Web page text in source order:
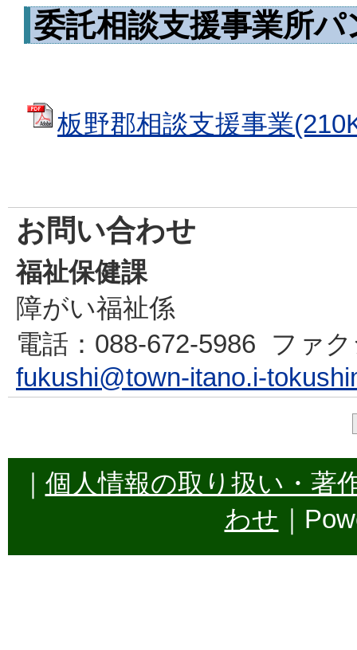
委託相談支援事業所
板野郡相談支援事業
お問い合わせ
福祉保健課
障がい福祉係
電話 ：088-672-5986
ファ
fukushi@town-itano.i-
｜ 個人情報の取り扱い・著
わせ ｜